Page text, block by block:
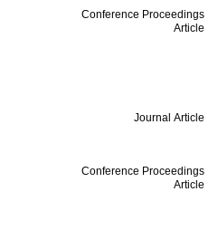
Conference Proceedings
Article
Journal Article
Conference Proceedings
Article